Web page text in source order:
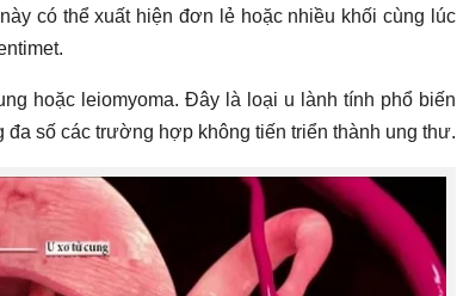
có thể xuất hiện đơn lẻ hoặc nhiều khối cùng lúc
hoặc leiomyoma. Đây là loại u lành tính phổ biến
số các trường hợp không tiến triển thành ung thư.